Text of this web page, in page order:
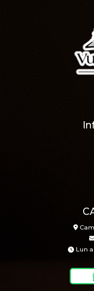
Lun a